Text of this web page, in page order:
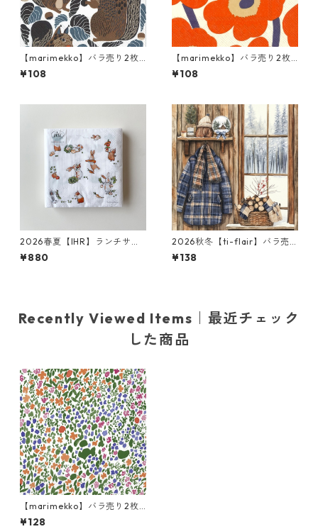
【marimekko】バラ売り2枚
カクテルサイズ ペーパーナプ
キン KURRE ブラウンxブラッ
¥108
【marimekko】バラ売り2枚
カクテルサイズ ペーパーナプ
キン UNIKKO クリーム×レッ
¥108
2026春夏【IHR】ランチサイ
ズ ペーパーナプキン LITTLE F
ARMERS ホワイト Anita Jera
¥880
2026秋冬【ti-flair】バラ売
り2枚 ランチサイズ ペーパー
ナプキン Winter Lodge ブラ
¥138
Recently Viewed Items｜最近チェック
した商品
【marimekko】バラ売り2枚
ランチサイズ ペーパーナプキ
¥128